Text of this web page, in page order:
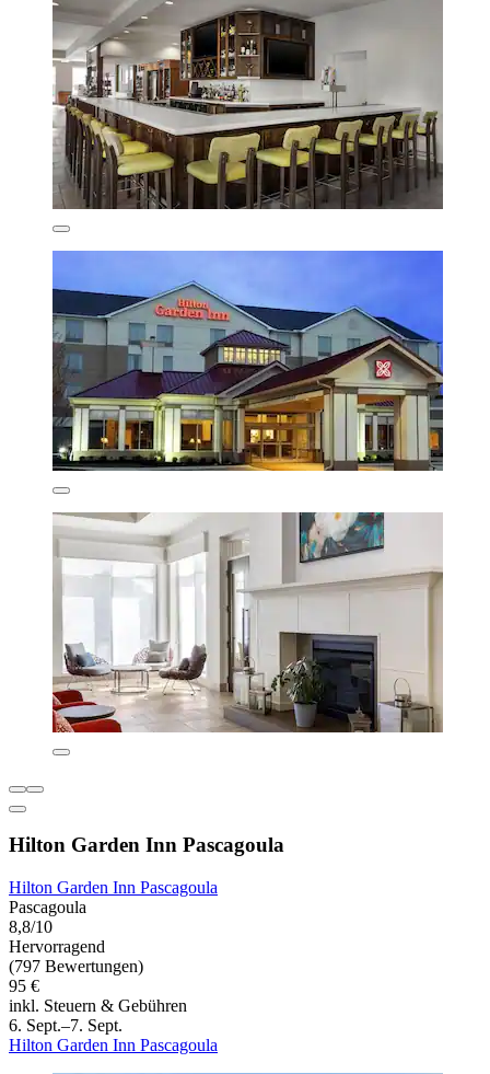
Hilton Garden Inn Pascagoula
Hilton Garden Inn Pascagoula
Pascagoula
8,8/10
Hervorragend
(797 Bewertungen)
95 €
inkl. Steuern & Gebühren
6. Sept.–7. Sept.
Hilton Garden Inn Pascagoula